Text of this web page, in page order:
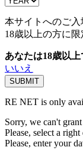
本サイトへのご入
18歳以上の方に限
あなたは18歳以上
いいえ
RE NET is only
Sorry, we can't
Please, select a
Please, enter your